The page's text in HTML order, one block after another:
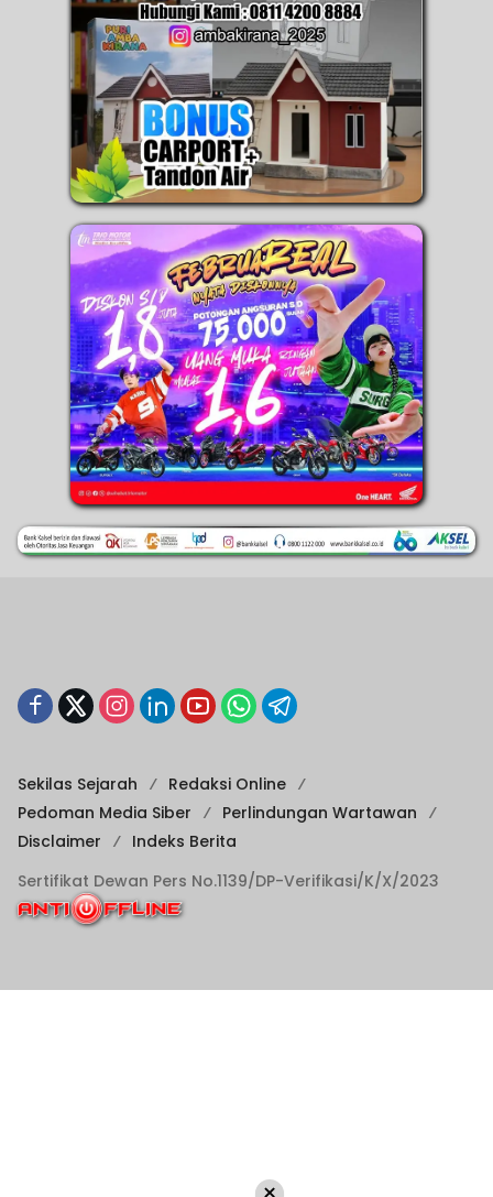
Sekilas Sejarah
Redaksi Online
Pedoman Media Siber
Perlindungan Wartawan
Disclaimer
Indeks Berita
Sertifikat Dewan Pers No.1139/DP-Verifikasi/K/X/2023